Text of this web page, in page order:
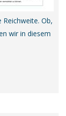
Ob,
wir in diesem